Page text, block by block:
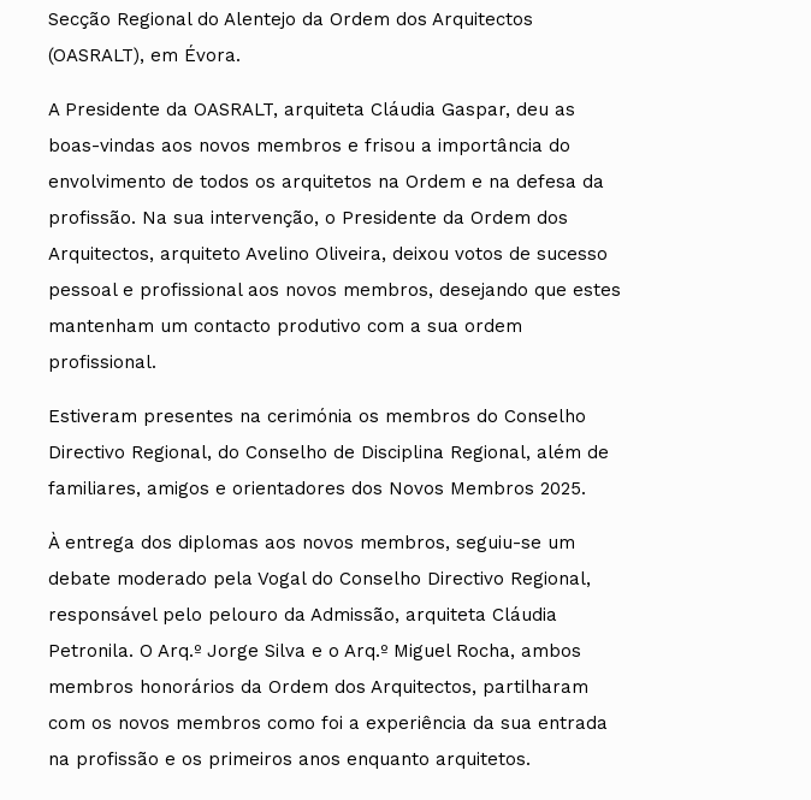
Secção Regional do Alentejo da Ordem dos Arquitectos
(OASRALT), em Évora.
A Presidente da OASRALT, arquiteta Cláudia Gaspar, deu as
boas-vindas aos novos membros e frisou a importância do
envolvimento de todos os arquitetos na Ordem e na defesa da
profissão. Na sua intervenção, o Presidente da Ordem dos
Arquitectos, arquiteto Avelino Oliveira, deixou votos de sucesso
pessoal e profissional aos novos membros, desejando que estes
mantenham um contacto produtivo com a sua ordem
profissional.
Estiveram presentes na cerimónia os membros do Conselho
Directivo Regional, do Conselho de Disciplina Regional, além de
familiares, amigos e orientadores dos Novos Membros 2025.
À entrega dos diplomas aos novos membros, seguiu-se um
debate moderado pela Vogal do Conselho Directivo Regional,
responsável pelo pelouro da Admissão, arquiteta Cláudia
Petronila. O Arq.º Jorge Silva e o Arq.º Miguel Rocha, ambos
membros honorários da Ordem dos Arquitectos, partilharam
com os novos membros como foi a experiência da sua entrada
na profissão e os primeiros anos enquanto arquitetos.